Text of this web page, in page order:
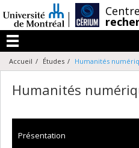
au
contenu
Menu
Accueil Études Humanités
Humanités
Présentation